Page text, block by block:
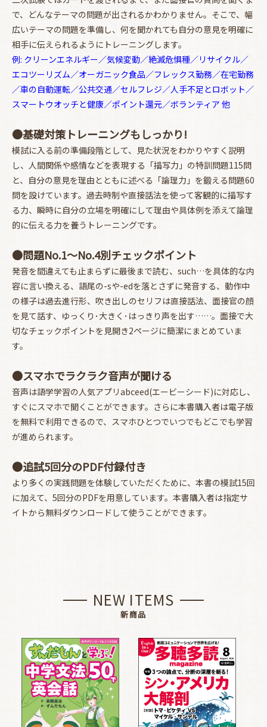
お買い物を続ける カートへ進む
で、どんなテーマの問題が出されるかわかりません。そこで、幅
広いテーマの問題を準備し、何を聞かれても自分の意見を明確に
相手に伝えられるようにトレーニングします。
例: クリーンエネルギー／気候変動／絶滅危惧種／リサイクル／
エコツーリズム／オーガニック食品／フレックス勤務／在宅勤務
／車の自動運転／公共交通／セルフレジ／人手不足とロボット／
スマートウオッチと健康／ポイント還元／ボランティア 他
●基礎対策トレーニングもしっかり!
模試に入る前の準備段階として、見た状況をわかりやすく説明
し、人間関係や感情などを表現する「描写力」の特訓問題115問
と、自分の意見を理由とともに述べる「論理力」を鍛える問題60
問を設けています。過去時制や直接話法を使って客観的に描写す
る力、瞬時に自分の立場を明確にして理由や具体例を添えて論理
的に伝える力を養うトレーニングです。
●問題No.1～No.4別チェックポイント
発音を間違えても止まらずに最後まで読む、such…を具体的な内
容に言い換える、語尾の-sや-edを落とさずに発音する、動作中
の様子は過去進行形、吹き出しのセリフは直接話法、面接官の顔
を見て話す、ゆっくり･大きく･はっきり声を出す……。面接で大
切なチェックポイントを見開き2ページに簡潔にまとめていま
す。
●スマホでラクラク音声が聞ける
音声は語学学習の人気アプリabceed(エービーシード)に対応し、
すぐにスマホで聞くことができます。さらに本書購入者は電子版
を無料で利用できるので、スマホひとつでいつでもどこでも学習
が進められます。
●追試5回分のPDF付録付き
より多くの実践問題を体験していただくために、本書の模試15回
に加えて、5回分のPDFを用意しています。本書購入者は指定サ
イトから無料ダウンロードして使うことができます。
NEW ITEMS
新商品